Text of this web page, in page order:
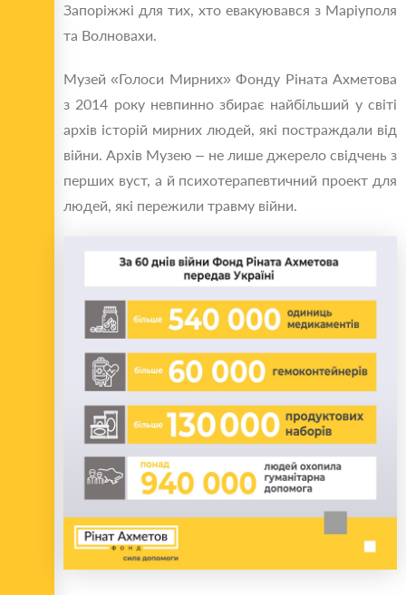
Запоріжжі для тих, хто евакуювався з Маріуполя
та Волновахи.
Музей «Голоси Мирних» Фонду Ріната Ахметова
з 2014 року невпинно збирає найбільший у світі
архів історій мирних людей, які постраждали від
війни. Архів Музею – не лише джерело свідчень з
перших вуст, а й психотерапевтичний проект для
людей, які пережили травму війни.